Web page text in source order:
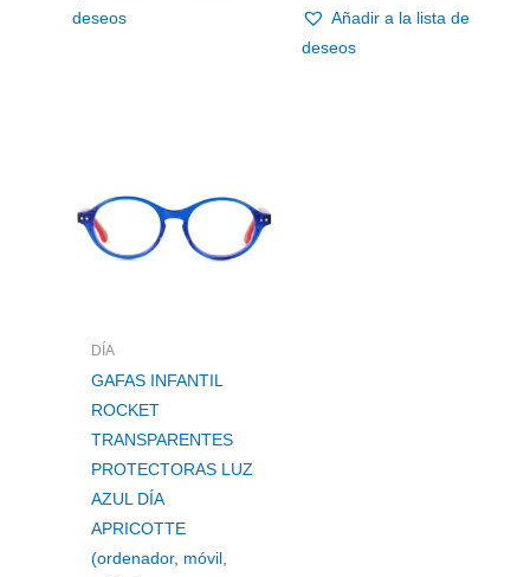
deseos
Añadir a la lista de
deseos
DÍA
GAFAS INFANTIL
ROCKET
TRANSPARENTES
PROTECTORAS LUZ
AZUL DÍA
APRICOTTE
(ordenador, móvil,